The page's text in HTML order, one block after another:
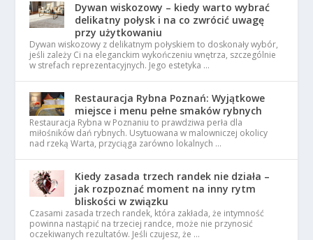
Dywan wiskozowy – kiedy warto wybrać
delikatny połysk i na co zwrócić uwagę
przy użytkowaniu
Dywan wiskozowy z delikatnym połyskiem to doskonały wybór,
jeśli zależy Ci na eleganckim wykończeniu wnętrza, szczególnie
w strefach reprezentacyjnych. Jego estetyka …
Restauracja Rybna Poznań: Wyjątkowe
miejsce i menu pełne smaków rybnych
Restauracja Rybna w Poznaniu to prawdziwa perła dla
miłośników dań rybnych. Usytuowana w malowniczej okolicy
nad rzeką Warta, przyciąga zarówno lokalnych …
Kiedy zasada trzech randek nie działa –
jak rozpoznać moment na inny rytm
bliskości w związku
Czasami zasada trzech randek, która zakłada, że intymność
powinna nastąpić na trzeciej randce, może nie przynosić
oczekiwanych rezultatów. Jeśli czujesz, że …